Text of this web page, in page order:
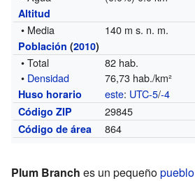
Altitud
• Media 140 m s. n. m.
Población (2010)
• Total
82 hab.
• Densidad 76,73 hab./km²
Huso horario este: UTC-5/-4
Código ZIP 29845
Código de área 864
Plum Branch es un pequeñopueblo